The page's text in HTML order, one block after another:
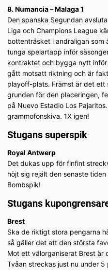
8. Numancia – Malaga 1
Den spanska Segundan
Liga och Champions League
bottenträsket i andraligan som
tunga spelartapp inför
kontraktet och bygga nytt
gått motsatt riktning och är
playoff-plats. Främst är det ett
grunden för den placeringen,
på Nuevo Estadio Los
grammofonskiva. 1X igen!
Stugans superspik
Royal Antwerp
Det dukas upp för finfint
höjt sig rejält den senaste
Bombspik!
Stugans
Brest
Ska de riktigt stora pengarna
så gäller det att den största
Mot ett välorganiserat Brest är
Tvåan streckas just nu under